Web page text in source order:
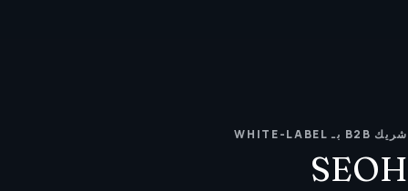
شريك B2B بـ WHITE-LABEL
SEOH